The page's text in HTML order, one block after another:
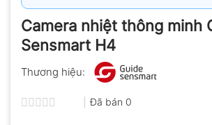
Camera nhiệt thông minh
Sensmart H4
Thương hiệu:
Đã bán 0